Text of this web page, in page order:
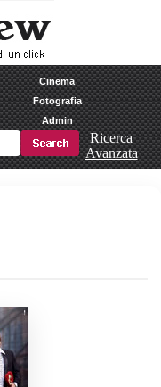
Cinema
Fotografia
Admin
Ricerca
Avanzata